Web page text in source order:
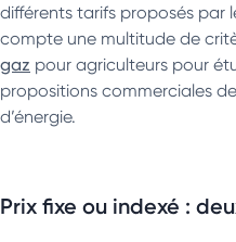
différents tarifs proposés par
compte une multitude de
gaz pour agriculteurs pour
propositions commerciales
d’énergie.
Prix fixe ou indexé :